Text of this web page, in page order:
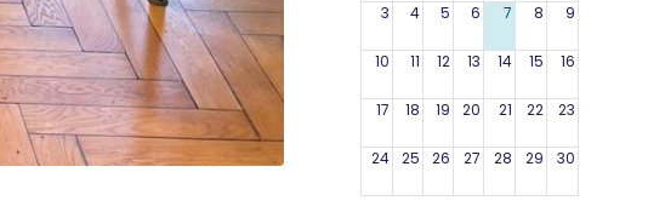
3 4 5 6 7 8 9
10 11 12 13 14 15 16
17 18 19 20 21 22 23
24 25 26 27 28 29 30